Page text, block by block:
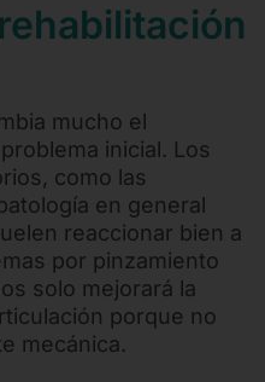
mucho el
inicial. Los
como las
en general
reaccionar bien a
por pinzamiento
solo mejorará la
porque no
mecánica.